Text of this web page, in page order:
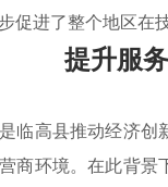
促进了整个地区在
提升服
临高县推动经济
商环境。在此背